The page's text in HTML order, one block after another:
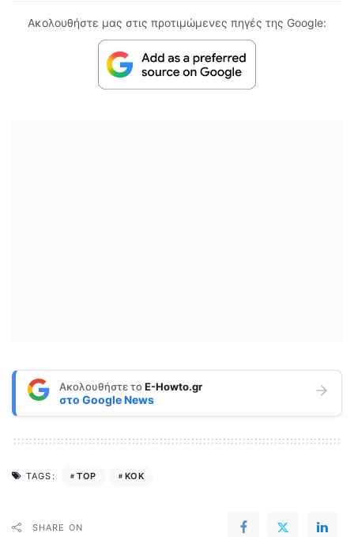
Ακολουθήστε μας στις προτιμώμενες πηγές της Google:
Ακολουθήστε τοE-Howto.gr
στο Google News
TAGS: TOP ΚΟΚ
SHARE ON